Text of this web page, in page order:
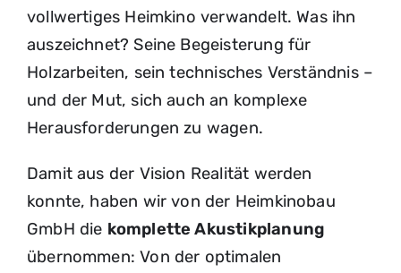
vollwertiges Heimkino verwandelt. Was ihn
auszeichnet? Seine Begeisterung für
Holzarbeiten, sein technisches Verständnis –
und der Mut, sich auch an komplexe
Herausforderungen zu wagen.
Damit aus der Vision Realität werden
konnte, haben wir von der Heimkinobau
GmbH die komplette Akustikplanung
übernommen: Von der optimalen